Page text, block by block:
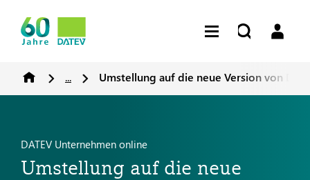
... Umstellung auf die neue Version von
DATEV Unternehmen online
Umstellung auf die neue